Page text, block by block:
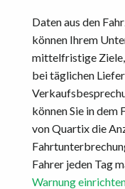
Daten aus den
können Ihrem
mittelfristige Ziele,
bei täglichen
können Sie in
von Quartix die
Fahrer jeden Tag
Warnung